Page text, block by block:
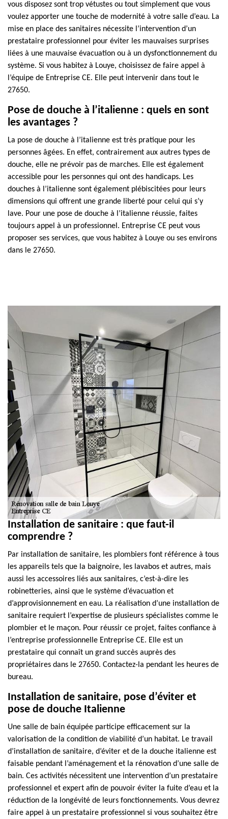
vous disposez sont trop vétustes ou tout simplement que vous
voulez apporter une touche de modernité à votre salle d’eau. La
mise en place des sanitaires nécessite l’intervention d’un
prestataire professionnel pour éviter les mauvaises surprises
liées à une mauvaise évacuation ou à un dysfonctionnement du
système. Si vous habitez à Louye, choisissez de faire appel à
l’équipe de Entreprise CE. Elle peut intervenir dans tout le
27650.
Pose de douche à l’italienne : quels en sont
les avantages ?
La pose de douche à l’italienne est très pratique pour les
personnes âgées. En effet, contrairement aux autres types de
douche, elle ne prévoir pas de marches. Elle est également
accessible pour les personnes qui ont des handicaps. Les
douches à l’italienne sont également plébiscitées pour leurs
dimensions qui offrent une grande liberté pour celui qui s’y
lave. Pour une pose de douche à l’italienne réussie, faites
toujours appel à un professionnel. Entreprise CE peut vous
proposer ses services, que vous habitez à Louye ou ses environs
dans le 27650.
Installation de sanitaire : que faut-il
comprendre ?
Par installation de sanitaire, les plombiers font référence à tous
les appareils tels que la baignoire, les lavabos et autres, mais
aussi les accessoires liés aux sanitaires, c’est-à-dire les
robinetteries, ainsi que le système d’évacuation et
d’approvisionnement en eau. La réalisation d’une installation de
sanitaire requiert l’expertise de plusieurs spécialistes comme le
plombier et le maçon. Pour réussir ce projet, faites confiance à
l’entreprise professionnelle Entreprise CE. Elle est un
prestataire qui connaît un grand succès auprès des
propriétaires dans le 27650. Contactez-la pendant les heures de
bureau.
Installation de sanitaire, pose d’éviter et
pose de douche Italienne
Une salle de bain équipée participe efficacement sur la
valorisation de la condition de viabilité d’un habitat. Le travail
d’installation de sanitaire, d’éviter et de la douche italienne est
faisable pendant l’aménagement et la rénovation d’une salle de
bain. Ces activités nécessitent une intervention d’un prestataire
professionnel et expert afin de pouvoir éviter la fuite d’eau et la
réduction de la longévité de leurs fonctionnements. Vous devrez
faire appel à un prestataire professionnel si vous souhaitez être